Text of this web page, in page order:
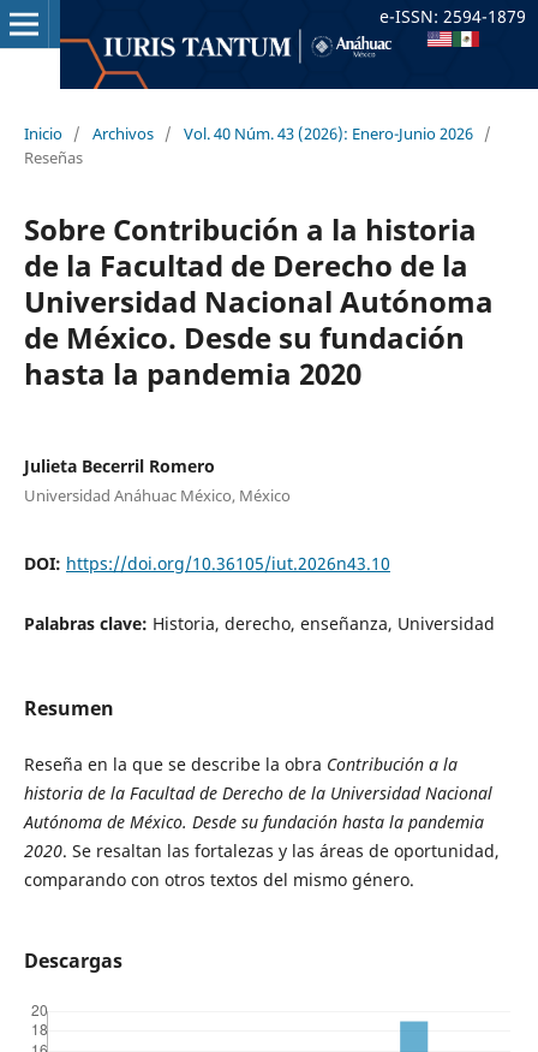
Inicio / Archivos / Vol. 40 Núm. 43 (2026): Enero-Junio 2026 /
Reseñas
Sobre Contribución a la historia
de la Facultad de Derecho de la
Universidad Nacional Autónoma
de México. Desde su fundación
hasta la pandemia 2020
Julieta Becerril Romero
Universidad Anáhuac México, México
DOI: https://doi.org/10.36105/iut.2026n43.10
Palabras clave: Historia, derecho, enseñanza, Universidad
Resumen
Reseña en la que se describe la obra Contribución a la
historia de la Facultad de Derecho de la Universidad Nacional
Autónoma de México. Desde su fundación hasta la pandemia
2020. Se resaltan las fortalezas y las áreas de oportunidad,
comparando con otros textos del mismo género.
Descargas
e-ISSN: 2594-1879